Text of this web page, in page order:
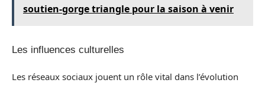
soutien-gorge triangle pour la saison à venir
Les influences culturelles
Les réseaux sociaux jouent un rôle vital dans l’évolution